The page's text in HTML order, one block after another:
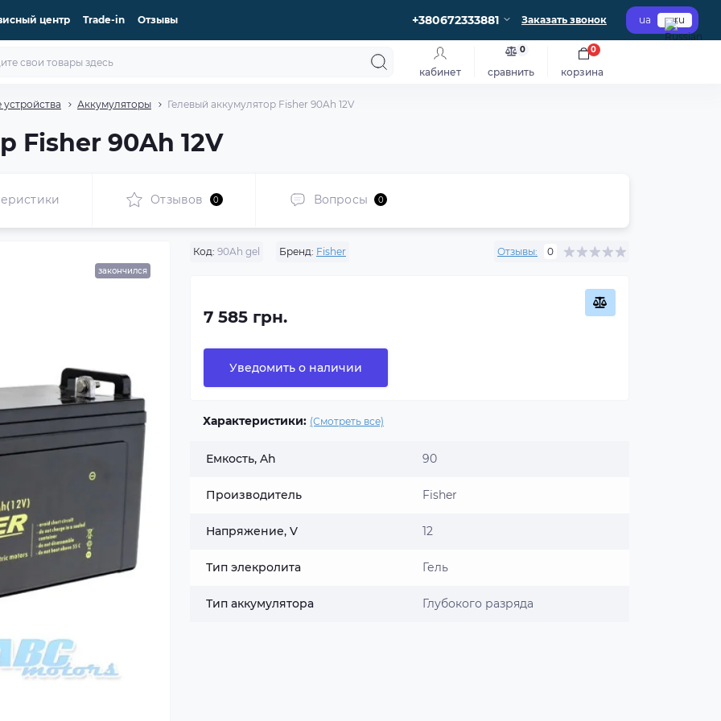
центр Trade-in Отзывы +380672333881 Заказать звонок ua ru
кабинет сравнить
0
корзина
0
Аккумуляторы Гелевый аккумулятор Fisher 90Ah 12V
Fisher 90Ah 12V
Отзывов 0 Вопросы 0
закончился
Код: 90Ah gel Бренд: Fisher Отзывы: 0
7 585 грн.
Уведомить о наличии
Характеристики: (Смотреть все)
Емкость, Ah 90
Производитель Fisher
Напряжение, V 12
Тип элекролита Гель
Тип аккумулятора Глубокого разряда